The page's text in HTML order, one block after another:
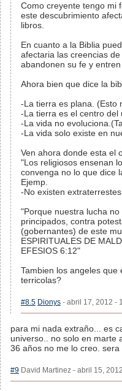
Como creyente tengo mi
este descubrimiento
libros.
En cuanto a la Biblia
afectaria las creencias
abandonen su fe y entren
Ahora bien que dice la
-La tierra es plana. (Esto
-La tierra es el centro del
-La vida no
-La vida solo existe en
Ven ahora donde esta el
"Los religiosos ensenan
convenga no lo que dice
Ejemp.
-No existen
"Porque nuestra lucha
principados, contra
(gobernantes) de este
ESPIRITUALES DE
EFESIOS 6:12"
Tambien los angeles que
terricolas?
#8.5 Dionys - abril 17, 2012 -
para mi nada extraño... es
universo.. no solo en marte
36 años no me lo creo.
#9 David Martinez - abril 15,